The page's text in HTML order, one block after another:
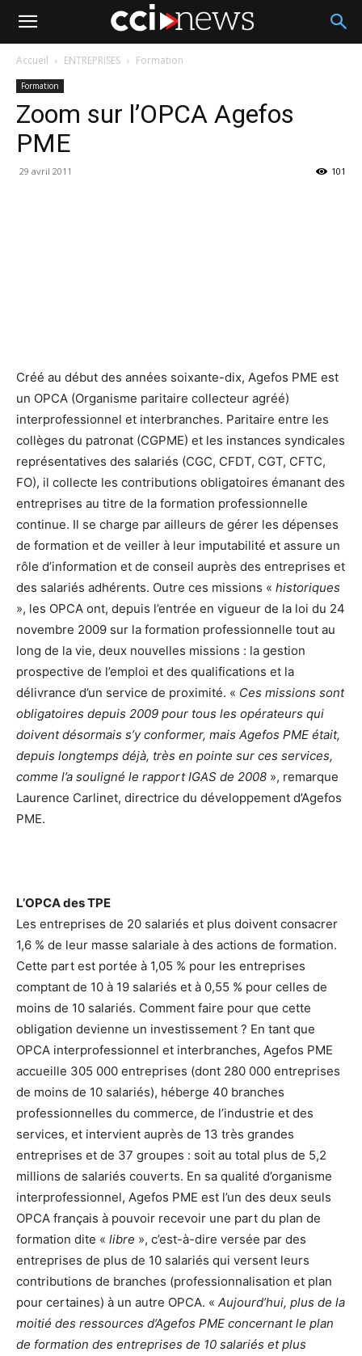
Accueil ENTREPRISES Formation
Formation
Zoom sur l’OPCA Agefos
PME
29 avril 2011 101
Créé au début des années soixante-dix, Agefos PME est
un OPCA (Organisme paritaire collecteur agréé)
interprofessionnel et interbranches. Paritaire entre les
collèges du patronat (CGPME) et les instances syndicales
représentatives des salariés (CGC, CFDT, CGT, CFTC,
FO), il collecte les contributions obligatoires émanant des
entreprises au titre de la formation professionnelle
continue. Il se charge par ailleurs de gérer les dépenses
de formation et de veiller à leur imputabilité et assure un
rôle d’information et de conseil auprès des entreprises et
des salariés adhérents. Outre ces missions « historiques
», les OPCA ont, depuis l’entrée en vigueur de la loi du 24
novembre 2009 sur la formation professionnelle tout au
long de la vie, deux nouvelles missions : la gestion
prospective de l’emploi et des qualifications et la
délivrance d’un service de proximité. « Ces missions sont
obligatoires depuis 2009 pour tous les opérateurs qui
doivent désormais s’y conformer, mais Agefos PME était,
depuis longtemps déjà, très en pointe sur ces services,
comme l’a souligné le rapport IGAS de 2008 », remarque
Laurence Carlinet, directrice du développement d’Agefos
PME.
L’OPCA des TPE
Les entreprises de 20 salariés et plus doivent consacrer
1,6 % de leur masse salariale à des actions de formation.
Cette part est portée à 1,05 % pour les entreprises
comptant de 10 à 19 salariés et à 0,55 % pour celles de
moins de 10 salariés. Comment faire pour que cette
obligation devienne un investissement ? En tant que
OPCA interprofessionnel et interbranches, Agefos PME
accueille 305 000 entreprises (dont 280 000 entreprises
de moins de 10 salariés), héberge 40 branches
professionnelles du commerce, de l’industrie et des
services, et intervient auprès de 13 très grandes
entreprises et de 37 groupes : soit au total plus de 5,2
millions de salariés couverts. En sa qualité d’organisme
interprofessionnel, Agefos PME est l’un des deux seuls
OPCA français à pouvoir recevoir une part du plan de
formation dite « libre », c’est-à-dire versée par des
entreprises de plus de 10 salariés qui versent leurs
contributions de branches (professionnalisation et plan
pour certaines) à un autre OPCA. « Aujourd’hui, plus de la
moitié des ressources d’Agefos PME concernant le plan
de formation des entreprises de 10 salariés et plus